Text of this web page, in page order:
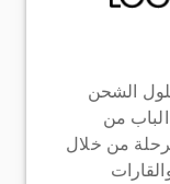
الشحن
من
من خلال